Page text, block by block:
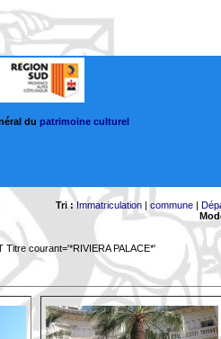
du patrimoine culturel
Tri : Immatriculation |commune |
Titre courant='*RIVIERA PALACE*'